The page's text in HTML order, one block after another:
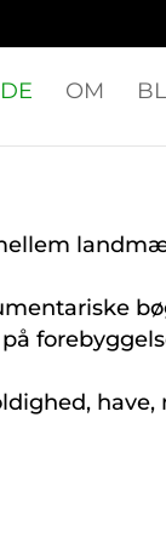
OM
have,